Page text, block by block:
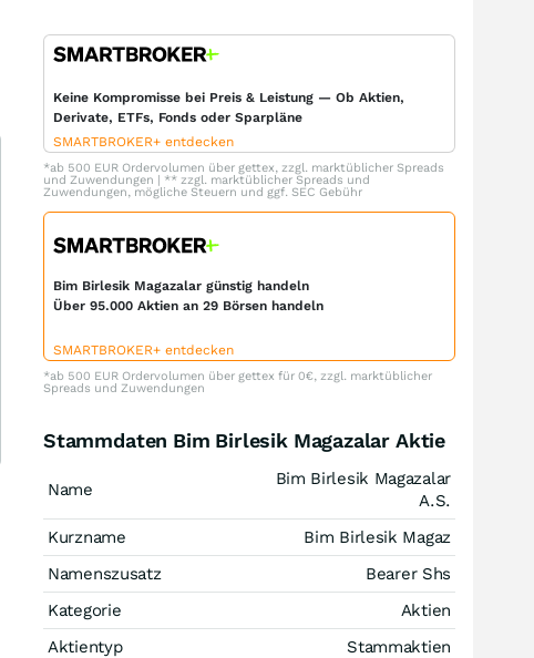
Keine Kompromisse bei Preis & Leistung — Ob Aktien,
Derivate, ETFs, Fonds oder Sparpläne
SMARTBROKER+ entdecken
*ab 500 EUR Ordervolumen über gettex, zzgl. marktüblicher Spreads
und Zuwendungen | ** zzgl. marktüblicher Spreads und
Zuwendungen, mögliche Steuern und ggf. SEC Gebühr
Bim Birlesik Magazalar günstig handeln
Über 95.000 Aktien an 29 Börsen handeln
SMARTBROKER+ entdecken
*ab 500 EUR Ordervolumen über gettex für 0€, zzgl. marktüblicher
Spreads und Zuwendungen
Stammdaten Bim Birlesik Magazalar Aktie
Name
Bim Birlesik Magazalar
A.S.
Kurzname
Bim Birlesik Magaz
Namenszusatz
Bearer Shs
Kategorie
Aktien
Aktientyp
Stammaktien